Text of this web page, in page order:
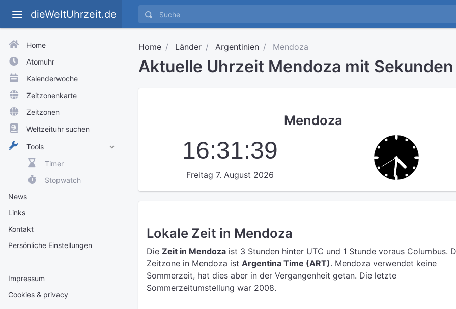
dieWeltUhrzeit.de
Home
Atomuhr
Kalenderwoche
Zeitzonenkarte
Zeitzonen
Weltzeituhr suchen
Tools
Timer
Stopwatch
News
Links
Kontakt
Persönliche Einstellungen
Impressum
Cookies & privacy
Home Länder Argentinien Mendoza
Aktuelle Uhrzeit Mendoza mit Sekunden
Mendoza
16:31:40
Freitag 7. August 2026
Lokale Zeit in Mendoza
Die Zeit in Mendoza ist 3 Stunden hinter UTC und 1 Stunde voraus Columbus.
Zeitzone in Mendoza ist Argentina Time (ART). Mendoza verwendet keine
Sommerzeit, hat dies aber in der Vergangenheit getan. Die letzte
Sommerzeitumstellung war 2008.